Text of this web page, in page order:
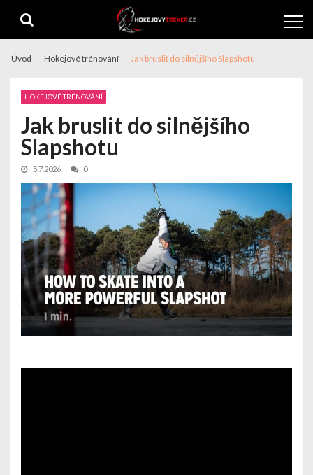
navigation
content
Úvod Hokejové trénování Jak bruslit do silnějšího Slapshotu
HOKEJOVÉ TRÉNOVÁNÍ
Jak bruslit do silnějšího
Slapshotu
5.7.2026 0